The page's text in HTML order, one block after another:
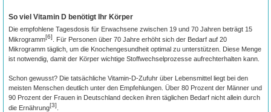
So viel Vitamin D benötigt Ihr Körper
Die empfohlene Tagesdosis für Erwachsene zwischen 19 und 70 Jahren beträgt 15
Mikrogramm[6]
. Für Personen über 70 Jahre erhöht sich der Bedarf auf 20
Mikrogramm täglich, um die Knochengesundheit optimal zu unterstützen. Diese Menge
ist notwendig, damit der Körper wichtige Stoffwechselprozesse aufrechterhalten kann.
Schon gewusst? Die tatsächliche Vitamin-D-Zufuhr über Lebensmittel liegt bei den
meisten Menschen deutlich unter den Empfehlungen. Über 80 Prozent der Männer und
90 Prozent der Frauen in Deutschland decken ihren täglichen Bedarf nicht allein durch
die Ernährung[3]